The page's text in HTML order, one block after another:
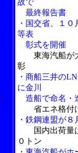
故で
最終報告書
・国交省、１
等表
彰式を開催
東海汽船が
彰
・商船三井の
に金川
造船で命名・
省エネ格付
・鉄鋼連盟が
国内出荷量
０トン